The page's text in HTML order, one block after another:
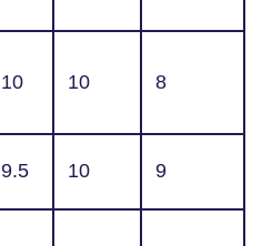
10 10 8
9.5 10 9